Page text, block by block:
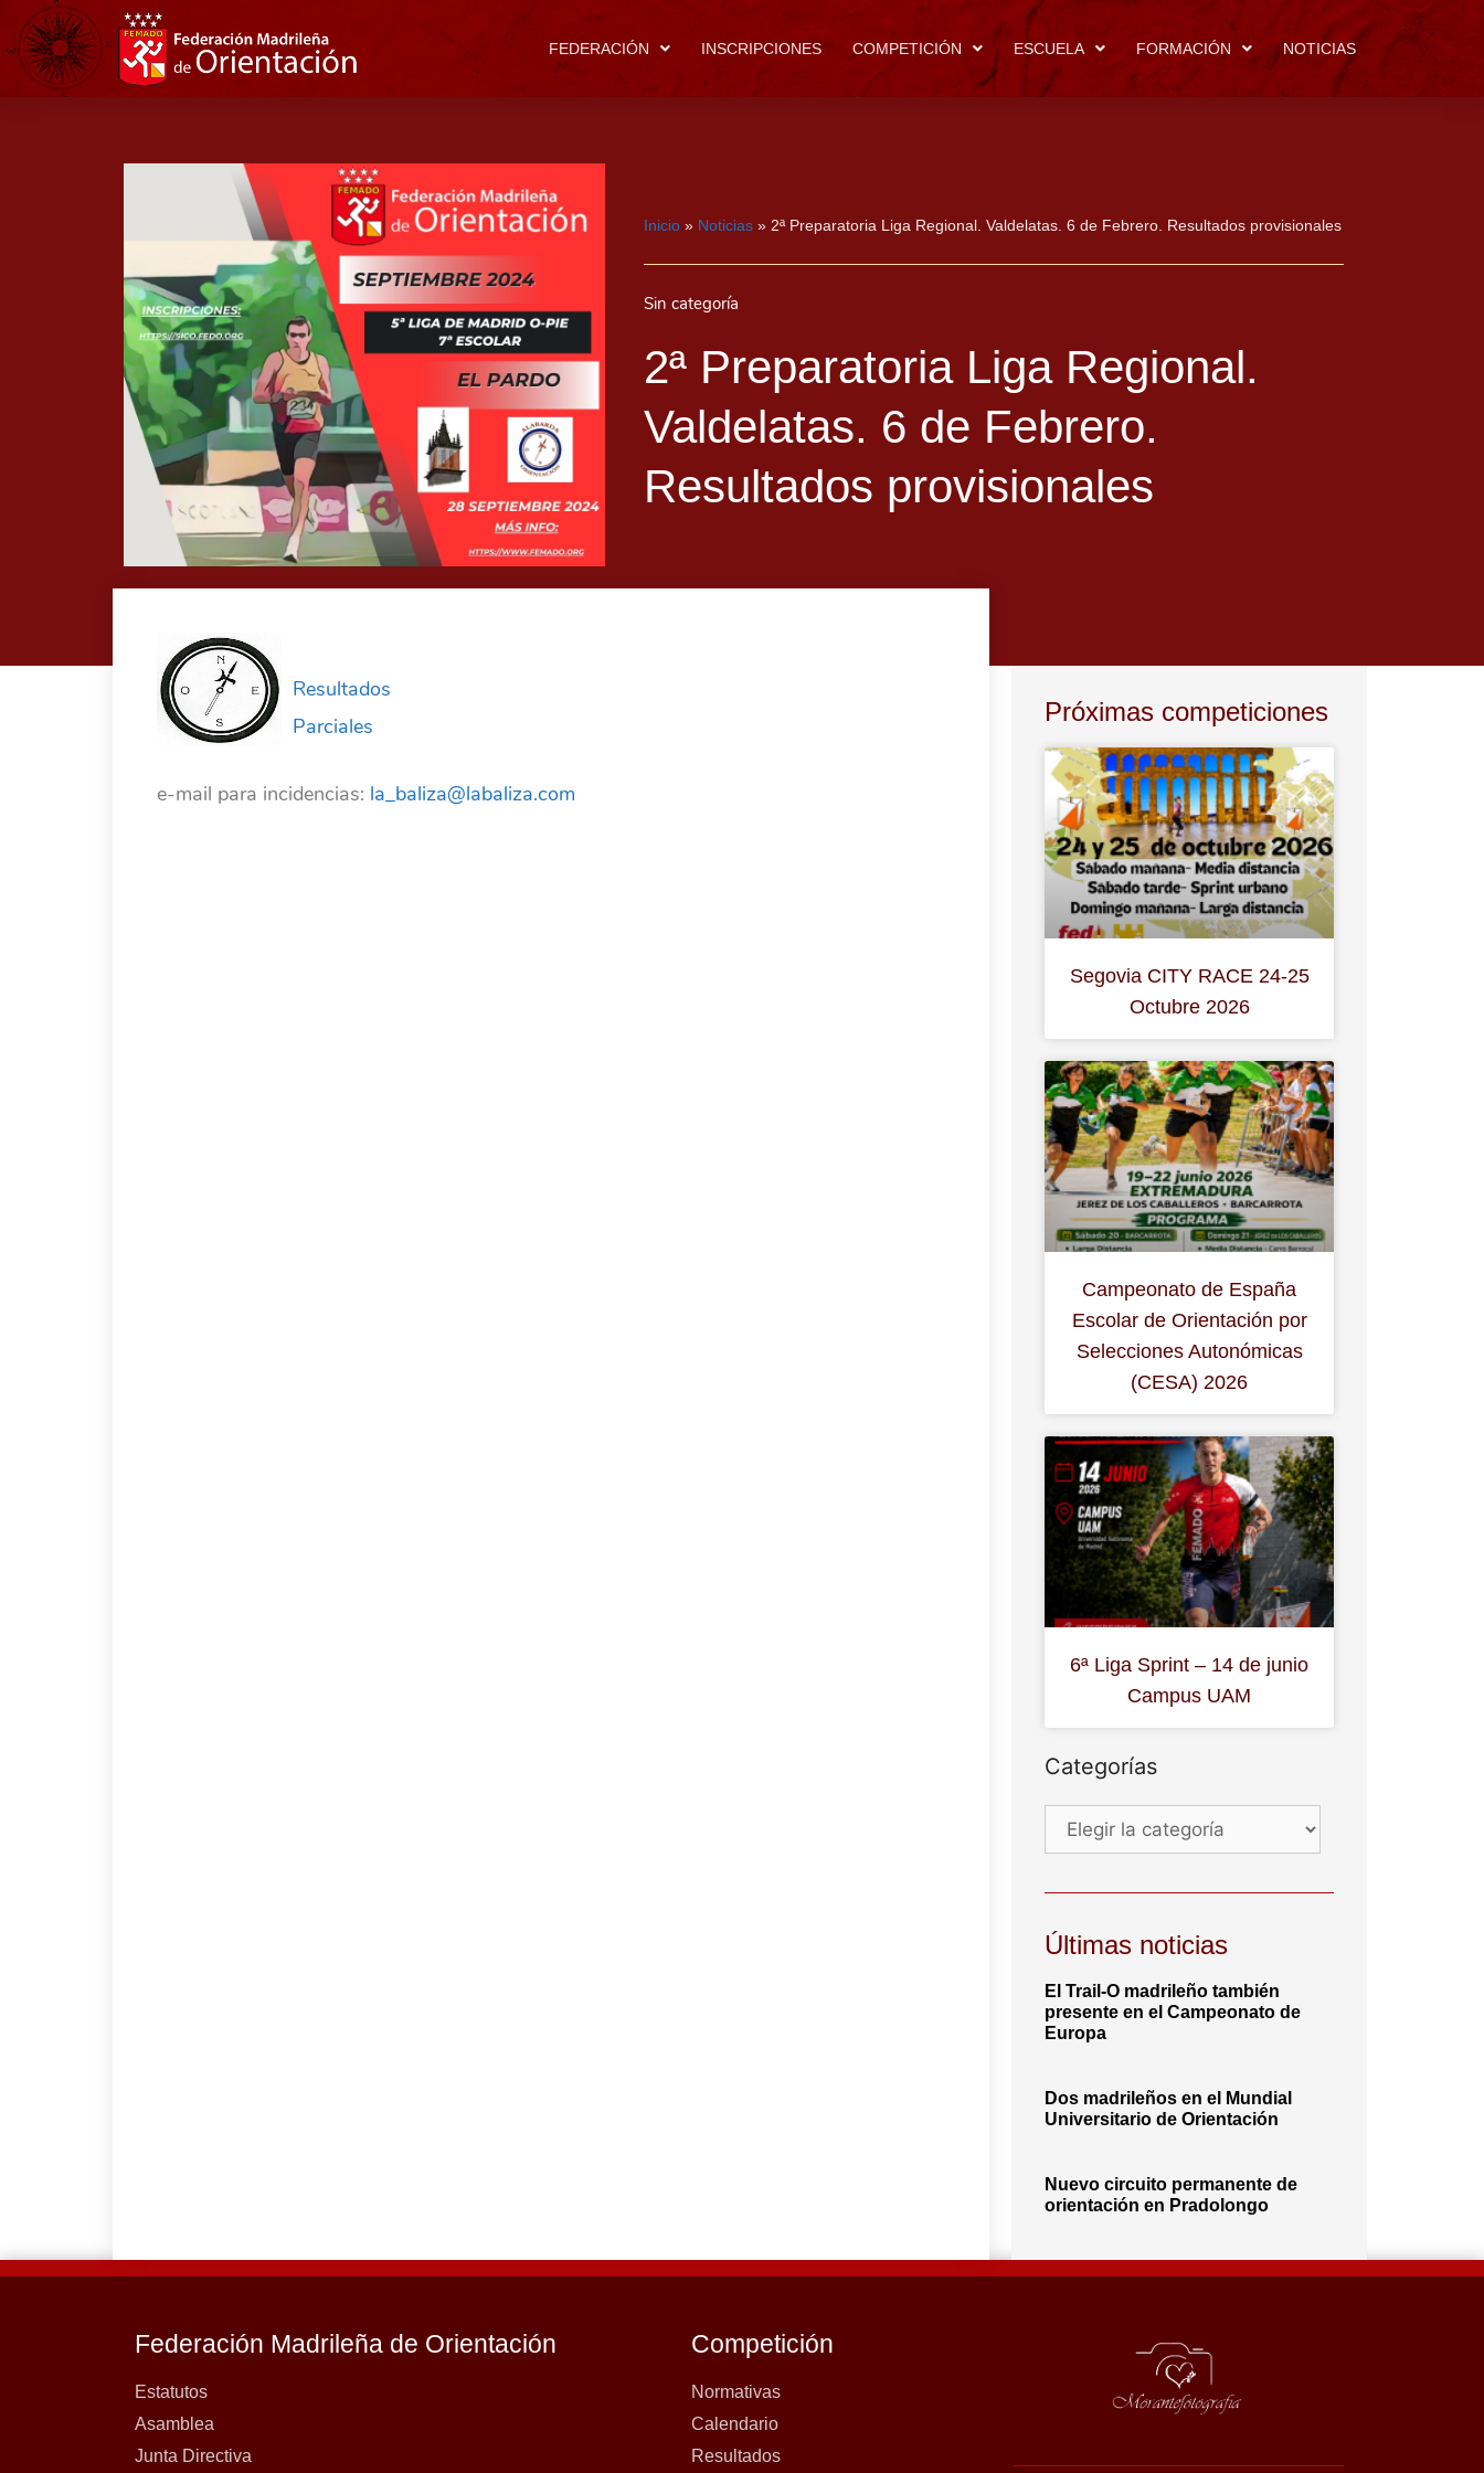
FEDERACIÓN INSCRIPCIONES COMPETICIÓN ESCUELA FORMACIÓN NOTICIAS
Inicio » Noticias » 2ª Preparatoria Liga Regional. Valdelatas. 6 de Febrero. Resultados provisionales
Sin categoría
2ª Preparatoria Liga Regional.
Valdelatas. 6 de Febrero.
Resultados provisionales
Resultados
Parciales
e-mail para incidencias: la_baliza@labaliza.com
Próximas competiciones
Segovia CITY RACE 24-25
Octubre 2026
Campeonato de España
Escolar de Orientación por
Selecciones Autonómicas
(CESA) 2026
6ª Liga Sprint – 14 de junio
Campus UAM
Categorías
Últimas noticias
El Trail-O madrileño también
presente en el Campeonato de
Europa
Dos madrileños en el Mundial
Universitario de Orientación
Nuevo circuito permanente de
orientación en Pradolongo
Federación Madrileña de Orientación
Estatutos
Asamblea
Junta Directiva
Competición
Normativas
Calendario
Resultados